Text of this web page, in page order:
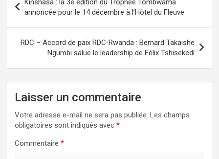
de
l’article
Kinshasa : la 3e édition du Trophée Tombwama
annoncée pour le 14 décembre à l’Hôtel du Fleuve
RDC – Accord de paix RDC‑Rwanda : Bernard Takaishe
Ngumbi salue le leadership de Félix Tshisekedi
Laisser un commentaire
Votre adresse e-mail ne sera pas publiée. Les champs
obligatoires sont indiqués avec *
Commentaire *